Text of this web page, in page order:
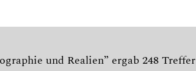
und Realien” ergab 248 Treffer